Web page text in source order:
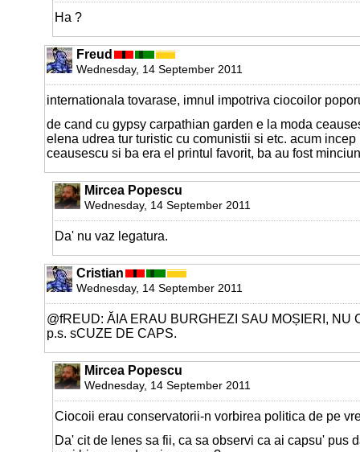
Ha ?
Freud
Wednesday, 14 September 2011
internationala tovarase, imnul impotriva ciocoilor
de cand cu gypsy carpathian garden e la moda
elena udrea tur turistic cu comunistii si etc. acum incep
ceausescu si ba era el printul favorit, ba au fost
Mircea Popescu
Wednesday, 14 September 2011
Da' nu vaz legatura.
Cristian
Wednesday, 14 September 2011
@fREUD: ĂIA ERAU BURGHEZI SAU MOȘIERI, NU
p.s. sCUZE DE CAPS.
Mircea Popescu
Wednesday, 14 September 2011
Ciocoii erau conservatorii-n vorbirea politica de pe
Da' cit de lenes sa fii, ca sa observi ca ai capsu' pus